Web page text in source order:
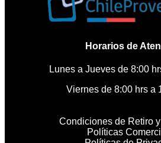
Horarios de
Lunes a Jueves de 8:00
Viernes de 8:00 hrs a
Condiciones de Retiro
Políticas